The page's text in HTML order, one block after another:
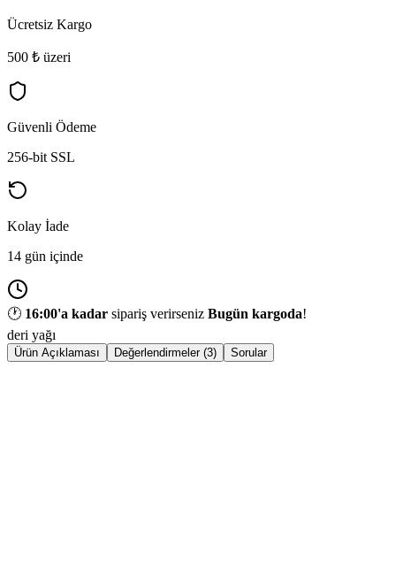
Ücretsiz Kargo
500 ₺ üzeri
Güvenli Ödeme
256-bit SSL
Kolay İade
14 gün içinde
🕐 16:00'a kadar sipariş verirseniz Bugün kargoda!
deri yağı
Ürün Açıklaması Değerlendirmeler (3) Sorular